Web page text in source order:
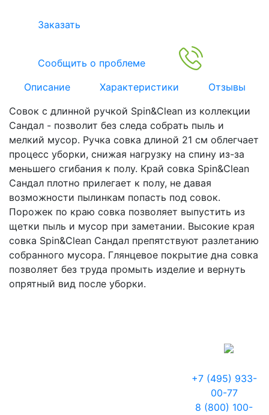
Заказать
Сообщить о проблеме
Описание
Характеристики
Отзывы
Совок с длинной ручкой Spin&Clean из коллекции
Сандал - позволит без следа собрать пыль и
мелкий мусор. Ручка совка длиной 21 см облегчает
процесс уборки, снижая нагрузку на спину из-за
меньшего сгибания к полу. Край совка Spin&Clean
Сандал плотно прилегает к полу, не давая
возможности пылинкам попасть под совок.
Порожек по краю совка позволяет выпустить из
щетки пыль и мусор при заметании. Высокие края
совка Spin&Clean Сандал препятствуют разлетанию
собранного мусора. Глянцевое покрытие дна совка
позволяет без труда промыть изделие и вернуть
опрятный вид после уборки.
+7 (495) 933-
00-77
8 (800) 100-